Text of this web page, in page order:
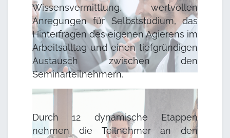
Wissensvermittlung, wertvollen
Anregungen für Selbststudium, das
Hinterfragen des eigenen Agierens im
Arbeitsalltag und einen tiefgründigen
Austausch zwischen den
Seminarteilnehmern.
Durch 12 dynamische Etappen
nehmen die Teilnehmer an den